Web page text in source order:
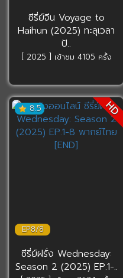
ซีรี่ย์จีน Voyage to
Haihun (2025) ทะลุเวลา
ปั..
[ 2025 ] เข้าชม 4105 ครั้ง
8.5
EP8/8
HD
ซีรี่ย์ฝรั่ง Wednesday:
Season 2 (2025) EP.1-..